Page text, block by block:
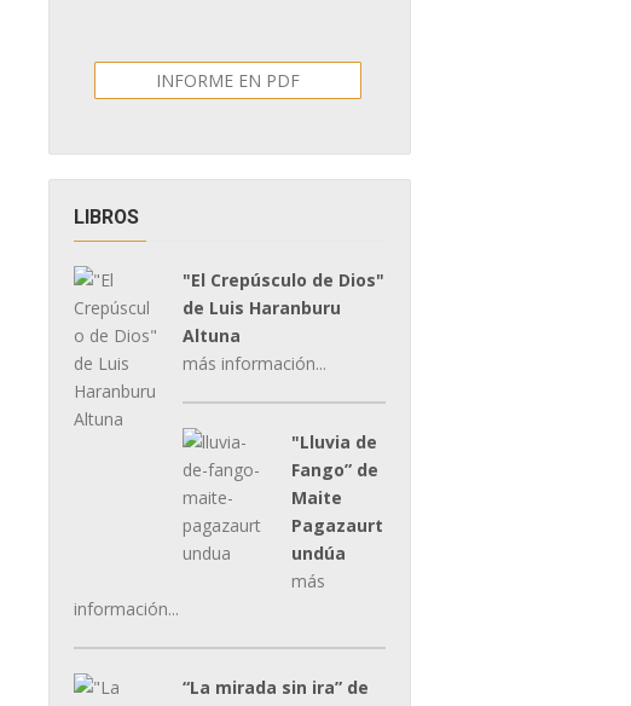
INFORME EN PDF
LIBROS
"El Crepúsculo de Dios"
de Luis Haranburu
Altuna
más información...
"Lluvia de
Fango” de
Maite
Pagazaurt
undúa
más
información...
“La mirada sin ira” de